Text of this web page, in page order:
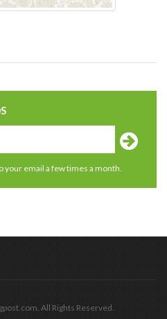
email a few times a month.
All Rights Reserved.